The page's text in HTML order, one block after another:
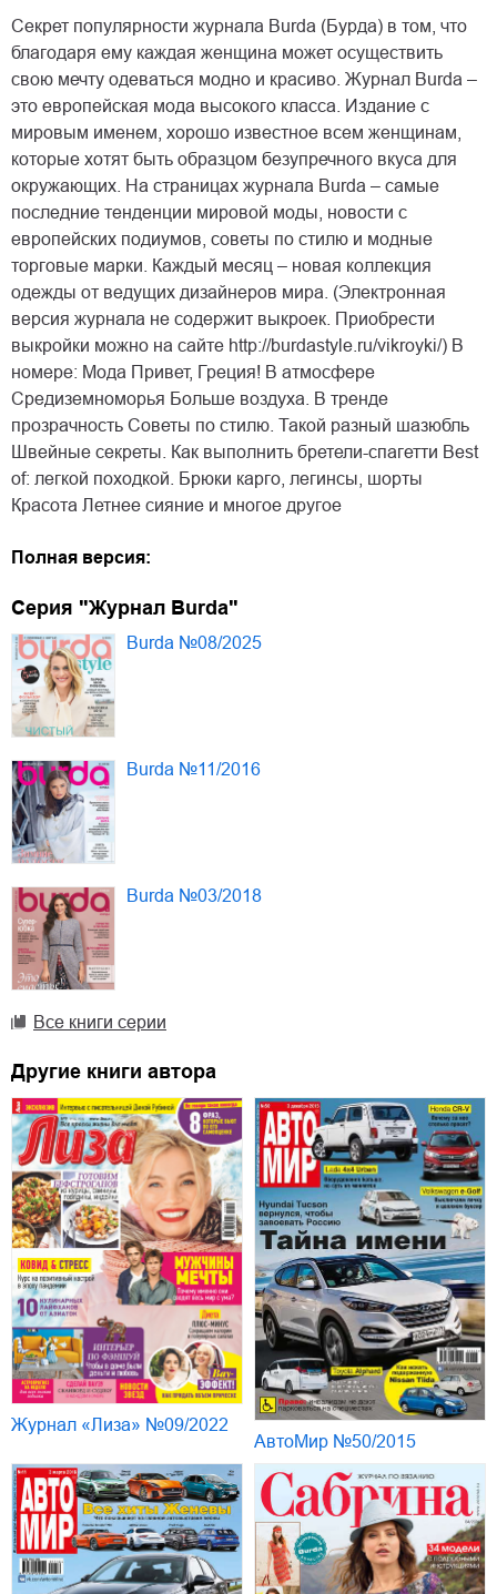
Секрет популярности журнала Burda (Бурда) в том, что
благодаря ему каждая женщина может осуществить
свою мечту одеваться модно и красиво. Журнал Burda –
это европейская мода высокого класса. Издание с
мировым именем, хорошо известное всем женщинам,
которые хотят быть образцом безупречного вкуса для
окружающих. На страницах журнала Burda – самые
последние тенденции мировой моды, новости с
европейских подиумов, советы по стилю и модные
торговые марки. Каждый месяц – новая коллекция
одежды от ведущих дизайнеров мира. (Электронная
версия журнала не содержит выкроек. Приобрести
выкройки можно на сайте http://burdastyle.ru/vikroyki/) В
номере: Мода Привет, Греция! В атмосфере
Средиземноморья Больше воздуха. В тренде
прозрачность Советы по стилю. Такой разный шазюбль
Швейные секреты. Как выполнить бретели-спагетти Best
of: легкой походкой. Брюки карго, легинсы, шорты
Красота Летнее сияние и многое другое
Полная версия:
Серия "Журнал Burda"
Burda №08/2025
Burda №11/2016
Burda №03/2018
Все книги серии
Другие книги автора
Журнал «Лиза» №09/2022
АвтоМир №50/2015